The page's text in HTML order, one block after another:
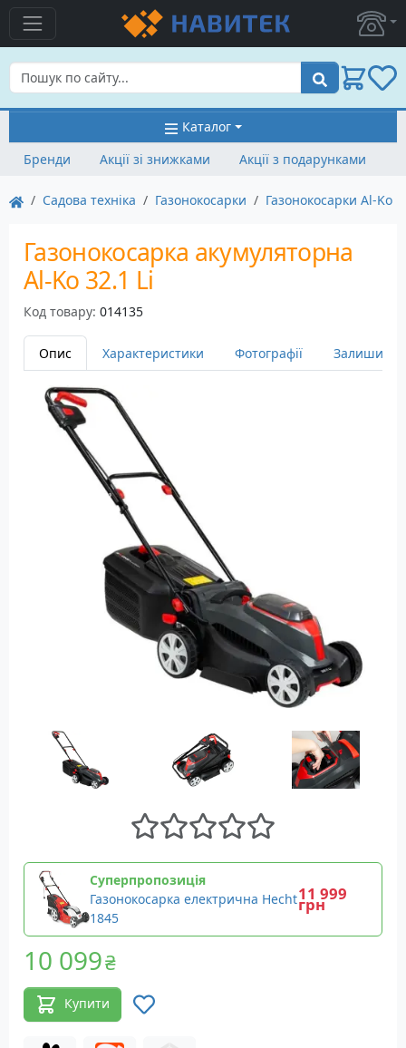
Пошук
Каталог
Бренди
Акції зі знижками Акції з подарунками
Садова техніка Газонокосарки Газонокосарки Al-Ko
Газонокосарка акумуляторна
Al-Ko 32.1 Li
Код товару: 014135
Опис Характеристики Фотографії Залишити
Суперпропозиція
Газонокосарка електрична Hecht
1845
11 999
грн
10 099₴
Купити